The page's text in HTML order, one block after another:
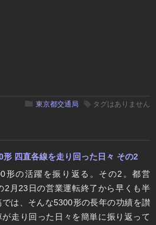
東京都交通局 タグはありません
形 四直各線を走り回った日々 その2
形の活躍を振り返る。その2。都営
2月23日の営業運転終了から早くも半
では、そんな5300形の長年の功績を讃
が走り回った日々を簡単に振り返って